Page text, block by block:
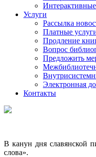
Услуги
Рассылка
Платные
Продление
Вопрос
Предложить
Электронная
Контакты
В канун дня славянской
слова».